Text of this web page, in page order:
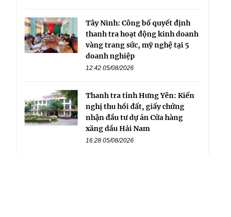
Tây Ninh: Công bố quyết định
thanh tra hoạt động kinh doanh
vàng trang sức, mỹ nghệ tại 5
doanh nghiệp
12:42 05/08/2026
Thanh tra tỉnh Hưng Yên: Kiến
nghị thu hồi đất, giấy chứng
nhận đầu tư dự án Cửa hàng
xăng dầu Hải Nam
16:28 05/08/2026